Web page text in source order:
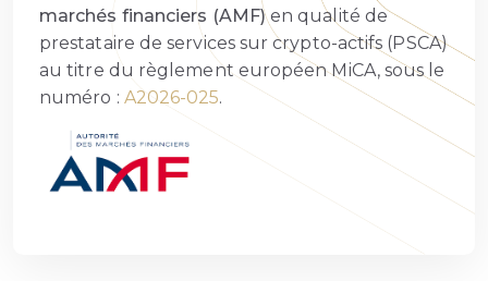
marchés financiers (AMF)en qualité de
prestataire de services sur crypto-actifs (PSCA)
au titre du règlement européen MiCA, sous le
numéro : A2026-025.